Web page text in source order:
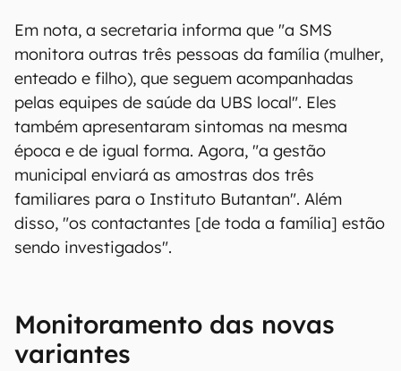
Em nota, a secretaria informa que "a SMS
monitora outras três pessoas da família (mulher,
enteado e filho), que seguem acompanhadas
pelas equipes de saúde da UBS local". Eles
também apresentaram sintomas na mesma
época e de igual forma. Agora, "a gestão
municipal enviará as amostras dos três
familiares para o Instituto Butantan". Além
disso, "os contactantes [de toda a família] estão
sendo investigados".
Monitoramento das novas
variantes